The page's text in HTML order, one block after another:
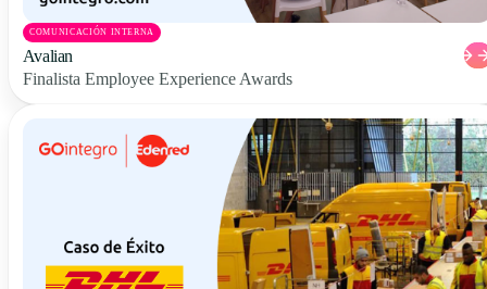
COMUNICACIÓN INTERNA
Avalian
Finalista Employee Experience Awards